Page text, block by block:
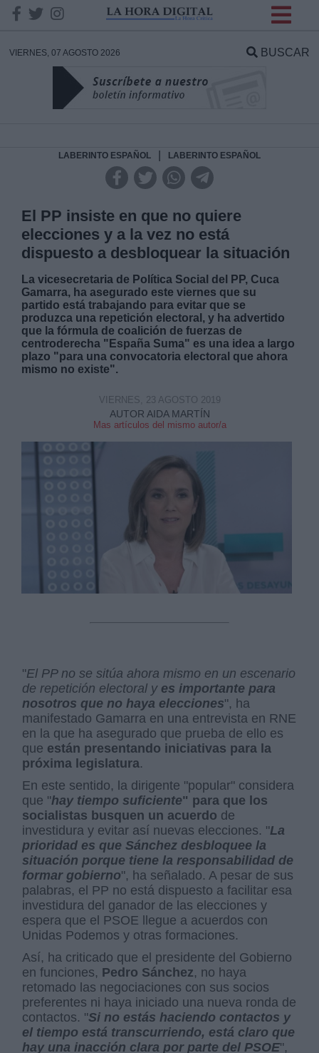
VIERNES, 07 AGOSTO 2026 BUSCAR
LABERINTO ESPAÑOL LABERINTO ESPAÑOL
El PP insiste en que no quiere
elecciones y a la vez no está
dispuesto a desbloquear la situación
La vicesecretaria de Política Social del PP, Cuca
Gamarra, ha asegurado este viernes que su
partido está trabajando para evitar que se
produzca una repetición electoral, y ha advertido
que la fórmula de coalición de fuerzas de
centroderecha "España Suma" es una idea a largo
plazo "para una convocatoria electoral que ahora
mismo no existe".
AUTOR AIDA MARTÍN
Mas artículos del mismo autor/a
VIERNES, 23 AGOSTO 2019
"El PP no se sitúa ahora mismo en un escenario
de repetición electoral y es importante para
nosotros que no haya elecciones", ha
manifestado Gamarra en una entrevista en RNE
en la que ha asegurado que prueba de ello es
que están presentando iniciativas para la
próxima legislatura.
En este sentido, la dirigente "popular" considera
que "hay tiempo suficiente" para que los
socialistas busquen un acuerdo de
investidura y evitar así nuevas elecciones. "La
prioridad es que Sánchez desbloquee la
situación porque tiene la responsabilidad de
formar gobierno", ha señalado. A pesar de sus
palabras, el PP no está dispuesto a facilitar esa
investidura del ganador de las elecciones y
espera que el PSOE llegue a acuerdos con
Unidas Podemos y otras formaciones.
Así, ha criticado que el presidente del Gobierno
en funciones, Pedro Sánchez, no haya
retomado las negociaciones con sus socios
preferentes ni haya iniciado una nueva ronda de
contactos. "Si no estás haciendo contactos y
el tiempo está transcurriendo, está claro que
hay una inacción clara por parte del PSOE",
DATOS
Responsable:
Legitimación:
Destinatarios: